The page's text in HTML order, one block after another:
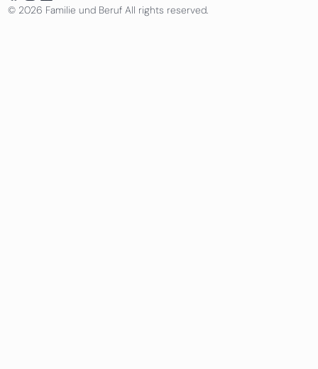
© 2026 Familie und Beruf All rights reserved.